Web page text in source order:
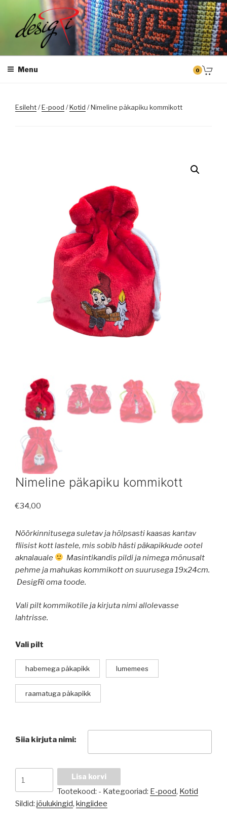
content
DESIGRI
Masintikkimine, tiimiriided, logo riietele tikkimine, kodukoha pusad,
Menu 0
Esileht/E-pood /Kotid / Nimeline päkapiku kommikott
Nimeline päkapiku kommikott
€34,00
Nöörkinnitusega suletav ja hõlpsasti kaasas kantav
fliisist kott lastele, mis sobib hästi päkapikkude ootel
aknalauale
Masintikandis pildi ja nimega mõnusalt
pehme ja mahukas kommikott on suurusega 19x24cm.
DesigRi oma toode.
Vali pilt kommikotile ja kirjuta nimi allolevasse
lahtrisse.
Vali pilt
habemega päkapikk lumemees
raamatuga päkapikk
Siia kirjuta nimi:
päkapiku
kommikott
kogus
Lisa korvi
Tootekood: - Kategooriad: E-pood, Kotid
Sildid: jõulukingid, kingiidee